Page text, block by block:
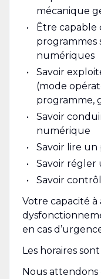
mécanique
Être capable
programmes
numériques
Savoir
(mode
programme,
Savoir
numérique
Savoir lire un
Savoir régler
Savoir
Votre capacité à
en cas
Les horaires
Nous attendons